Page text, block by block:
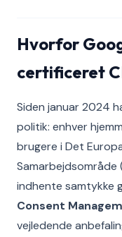
Hvorfor
certificeret
Siden januar 2024
politik: enhver
brugere i Det
Samarbejdsområde
indhente samtykke
Consent
vejledende